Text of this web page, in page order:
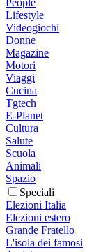
People
Lifestyle
Videogiochi
Donne
Magazine
Motori
Viaggi
Cucina
Tgtech
E-Planet
Cultura
Salute
Scuola
Animali
Spazio
Speciali
Elezioni Italia
Elezioni estero
Grande Fratello
L'isola dei famosi